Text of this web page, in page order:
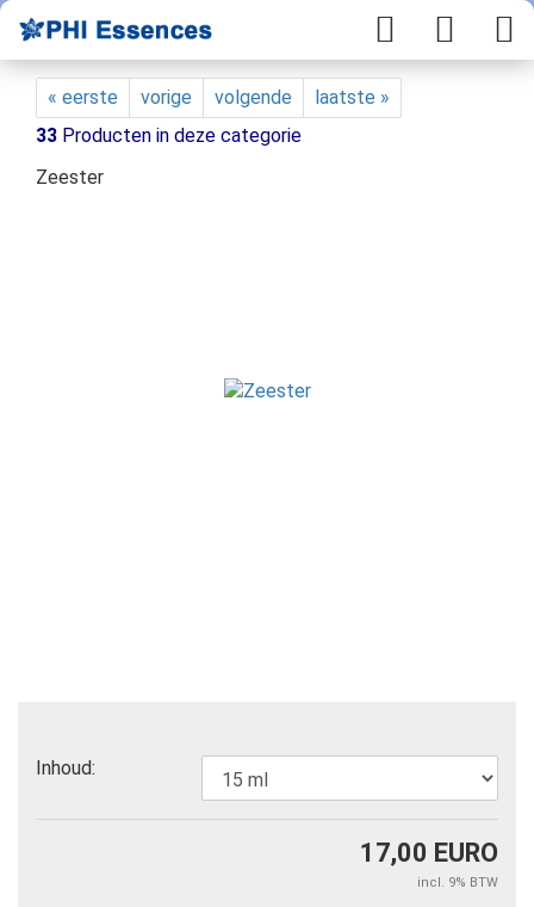
« eerste vorige volgende
laatste »
33 Producten in deze categorie
Zeester
Inhoud:
17,00 EURO
incl. 9% BTW